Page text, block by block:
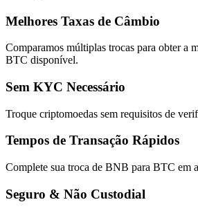
Melhores Taxas de Câmbio
Comparamos múltiplas trocas para obter a
BTC disponível.
Sem KYC Necessário
Troque criptomoedas sem requisitos de
Tempos de Transação Rápidos
Complete sua troca de BNB para BTC em
Seguro & Não Custodial